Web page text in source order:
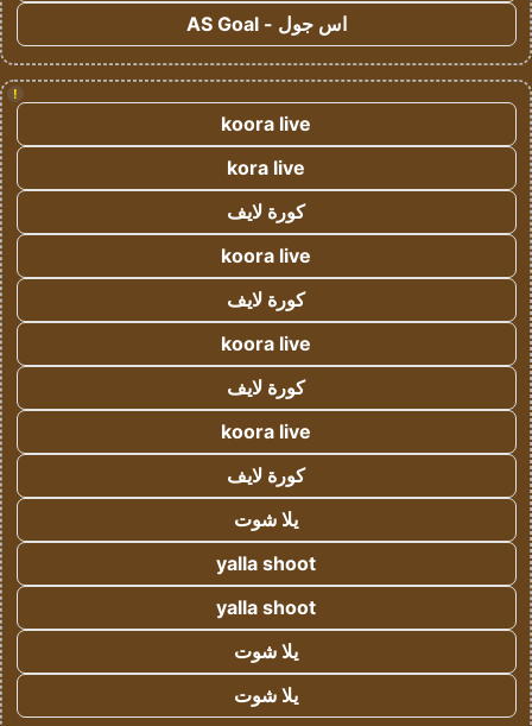
اس جول - AS Goal
!
koora live
kora live
كورة لايف
koora live
كورة لايف
koora live
كورة لايف
koora live
كورة لايف
يلا شوت
yalla shoot
yalla shoot
يلا شوت
يلا شوت